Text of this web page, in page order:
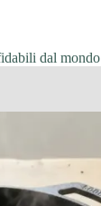
dal mondo